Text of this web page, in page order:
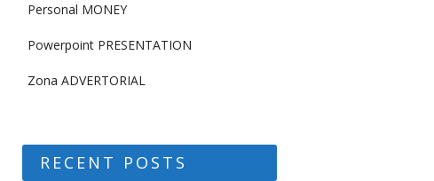
Personal MONEY
Powerpoint PRESENTATION
Zona ADVERTORIAL
RECENT POSTS